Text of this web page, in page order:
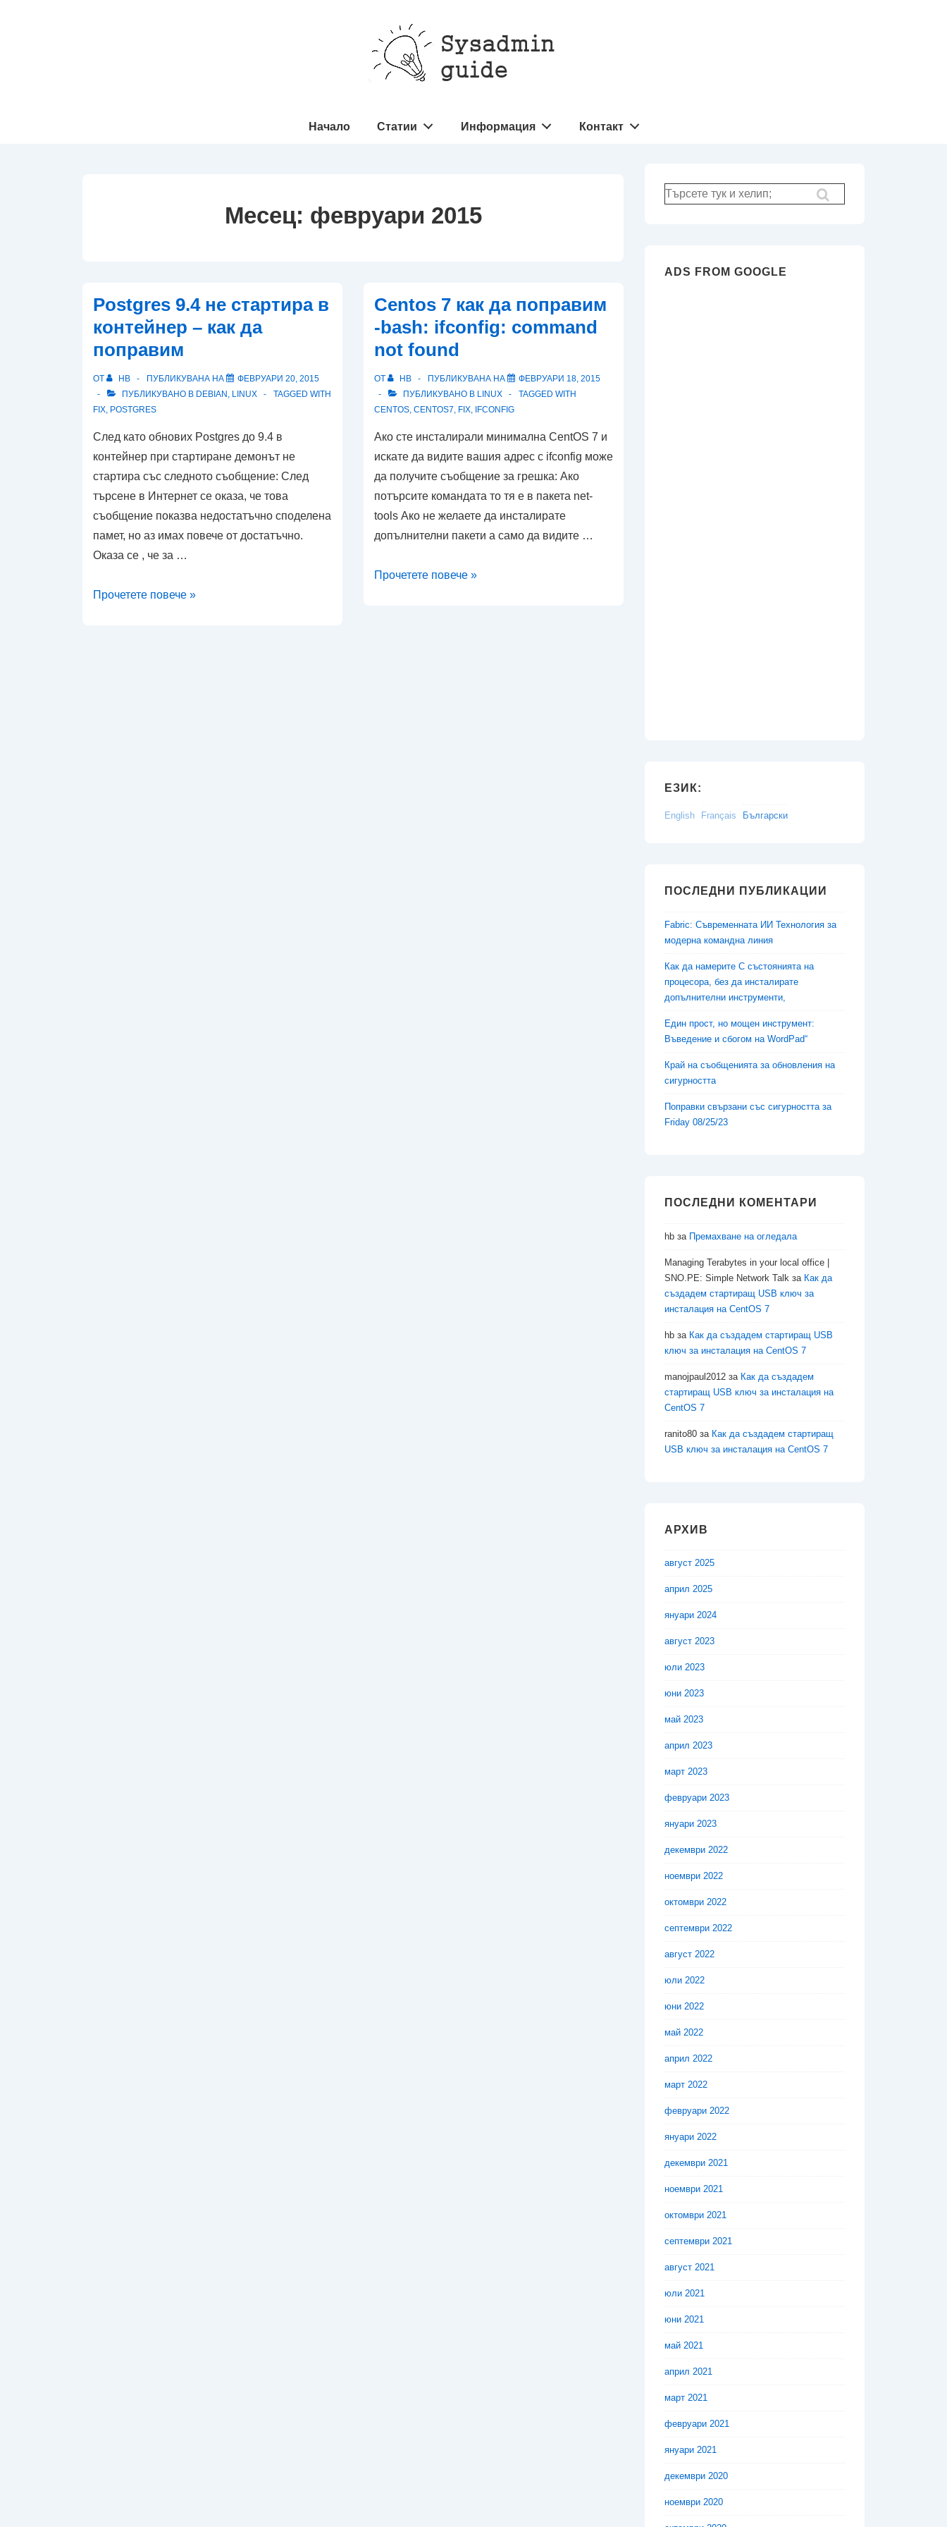
Основна
Начало Статии Информация Контакт
Месец: февруари 2015
Postgres 9.4 не стартира в
контейнер – как да
поправим
ОТ HB ПУБЛИКУВАНА НА
ФЕВРУАРИ 20, 2015
ПУБЛИКУВАНО В DEBIAN , LINUX
TAGGED WITH
FIX, POSTGRES
След като обнових Postgres до 9.4 в
контейнер при стартиране демонът не
стартира със следното съобщение: След
търсене в Интернет се оказа, че това
съобщение показва недостатъчно споделена
памет, но аз имах повече от достатъчно.
Оказа се , че за …
Postgres
Прочетете повече »
Centos 7 как да поправим
-bash: ifconfig: command
not found
ОТ HB ПУБЛИКУВАНА НА
ФЕВРУАРИ 18, 2015
ПУБЛИКУВАНО В LINUX
TAGGED WITH
CENTOS, CENTOS7, FIX, IFCONFIG
Ако сте инсталирали минимална CentOS 7 и
искате да видите вашия адрес с ifconfig може
да получите съобщение за грешка: Ако
потърсите командата то тя е в пакета net-
tools Ако не желаете да инсталирате
допълнителни пакети а само да видите …
Centos
Прочетете повече »
Търсене
за:
ADS FROM GOOGLE
ЕЗИК:
English Français Български
ПОСЛЕДНИ ПУБЛИКАЦИИ
Fabric: Съвременната ИИ Технология за
модерна командна линия
Как да намерите C състоянията на
процесора, без да инсталирате
допълнителни инструменти,
Един прост, но мощен инструмент:
Въведение и сбогом на WordPad“
Край на съобщенията за обновления на
сигурността
Поправки свързани със сигурността за
Friday 08/25/23
ПОСЛЕДНИ КОМЕНТАРИ
hb за Премахване на огледала
Managing Terabytes in your local office |
SNO.PE: Simple Network Talk за Как да
създадем стартиращ USB ключ за
инсталация на CentOS 7
hb за Как да създадем стартиращ USB
ключ за инсталация на CentOS 7
manojpaul2012 за Как да създадем
стартиращ USB ключ за инсталация на
CentOS 7
ranito80 за Как да създадем стартиращ
USB ключ за инсталация на CentOS 7
АРХИВ
август 2025
април 2025
януари 2024
август 2023
юли 2023
юни 2023
май 2023
април 2023
март 2023
февруари 2023
януари 2023
декември 2022
ноември 2022
октомври 2022
септември 2022
август 2022
юли 2022
юни 2022
май 2022
април 2022
март 2022
февруари 2022
януари 2022
декември 2021
ноември 2021
октомври 2021
септември 2021
август 2021
юли 2021
юни 2021
май 2021
април 2021
март 2021
февруари 2021
януари 2021
декември 2020
ноември 2020